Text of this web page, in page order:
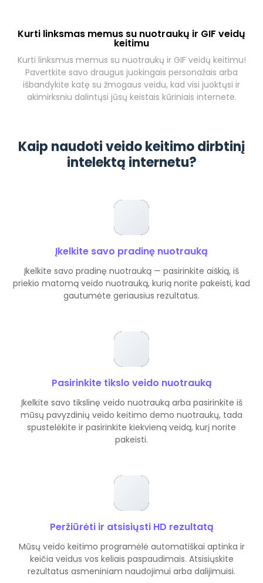
Kurti linksmas memus su nuotraukų ir GIF veidų
keitimu
Kurti linksmus memus su nuotraukų ir GIF veidų keitimu!
Pavertkite savo draugus juokingais personažais arba
išbandykite katę su žmogaus veidu, kad visi juoktųsi ir
akimirksniu dalintųsi jūsų keistais kūriniais internete.
Kaip naudoti veido keitimo dirbtinį
intelektą internetu?
Įkelkite savo pradinę nuotrauką
Įkelkite savo pradinę nuotrauką — pasirinkite aiškią, iš
priekio matomą veido nuotrauką, kurią norite pakeisti, kad
gautumėte geriausius rezultatus.
Pasirinkite tikslo veido nuotrauką
Įkelkite savo tikslinę veido nuotrauką arba pasirinkite iš
mūsų pavyzdinių veido keitimo demo nuotraukų, tada
spustelėkite ir pasirinkite kiekvieną veidą, kurį norite
pakeisti.
Peržiūrėti ir atsisiųsti HD rezultatą
Mūsų veido keitimo programėlė automatiškai aptinka ir
keičia veidus vos keliais paspaudimais. Atsisiųskite
rezultatus asmeniniam naudojimui arba dalijimuisi.